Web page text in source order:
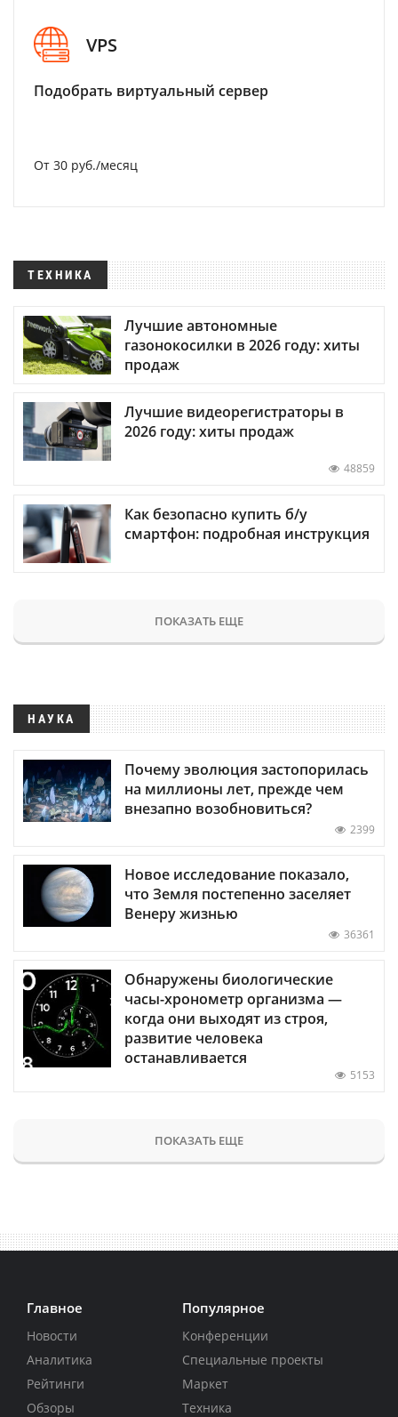
VPS
Подобрать виртуальный сервер
От 30 руб./месяц
ТЕХНИКА
Лучшие автономные
газонокосилки в 2026 году: хиты
продаж
Лучшие видеорегистраторы в
2026 году: хиты продаж
48859
Как безопасно купить б/у
смартфон: подробная инструкция
ПОКАЗАТЬ ЕЩЕ
НАУКА
Почему эволюция застопорилась
на миллионы лет, прежде чем
внезапно возобновиться?
2399
Новое исследование показало,
что Земля постепенно заселяет
Венеру жизнью
36361
Обнаружены биологические
часы-хронометр организма —
когда они выходят из строя,
развитие человека
останавливается
5153
ПОКАЗАТЬ ЕЩЕ
Главное
Новости
Аналитика
Рейтинги
Обзоры
Популярное
Конференции
Специальные проекты
Маркет
Техника